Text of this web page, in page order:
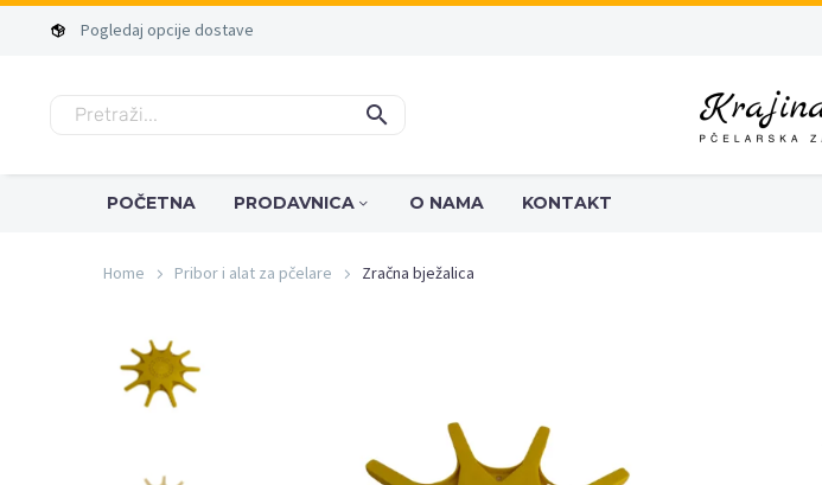
Pogledaj opcije dostave
POČETNA PRODAVNICA O NAMA KONTAKT
Home Pribor i alat za pčelare Zračna bježalica